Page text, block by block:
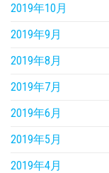
2019年10月
2019年9月
2019年8月
2019年7月
2019年6月
2019年5月
2019年4月